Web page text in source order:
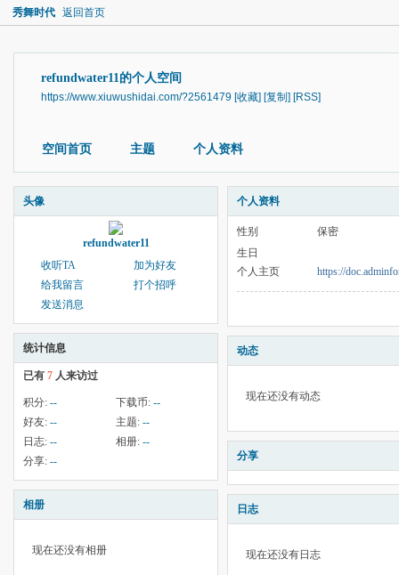
秀舞时代 返回首页
refundwater11的个人空间
https://www.xiuwushidai.com/?2561479 [收藏] [复制] [RSS]
空间首页 主题 个人资料
头像
refundwater11
收听TA
加为好友
给我留言
打个招呼
发送消息
统计信息
已有 7 人来访过
积分: -- 下载币: --
好友: -- 主题: --
日志: -- 相册: --
分享: --
相册
现在还没有相册
个人资料
性别
保密
生日
个人主页
https://
动态
现在还没有动态
分享
日志
现在还没有日志